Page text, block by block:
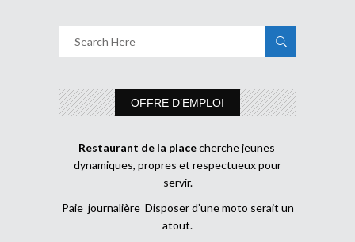
OFFRE D’EMPLOI
Restaurant de la placecherche jeunes
dynamiques, propres et respectueux pour
servir.
Paie journalière Disposer d’une moto serait un
atout.